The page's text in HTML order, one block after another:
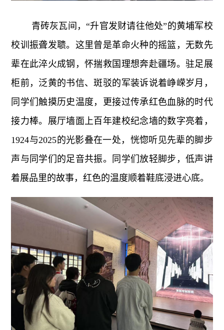
青砖灰瓦间，“升官发财请往他处”的黄埔军校
校训振聋发聩。这里曾是革命火种的摇篮，无数先
辈在此淬火成钢，怀揣救国理想奔赴疆场。驻足展
柜前，泛黄的书信、斑驳的军装诉说着峥嵘岁月，
同学们触摸历史温度，更接过传承红色血脉的时代
接力棒。展厅墙面上百年建校纪念墙的数字亮着，
1924与2025的光影叠在一处，恍惚听见先辈的脚步
声与同学们的足音共振。同学们放轻脚步，低声讲
着展品里的故事，红色的温度顺着鞋底浸进心底。